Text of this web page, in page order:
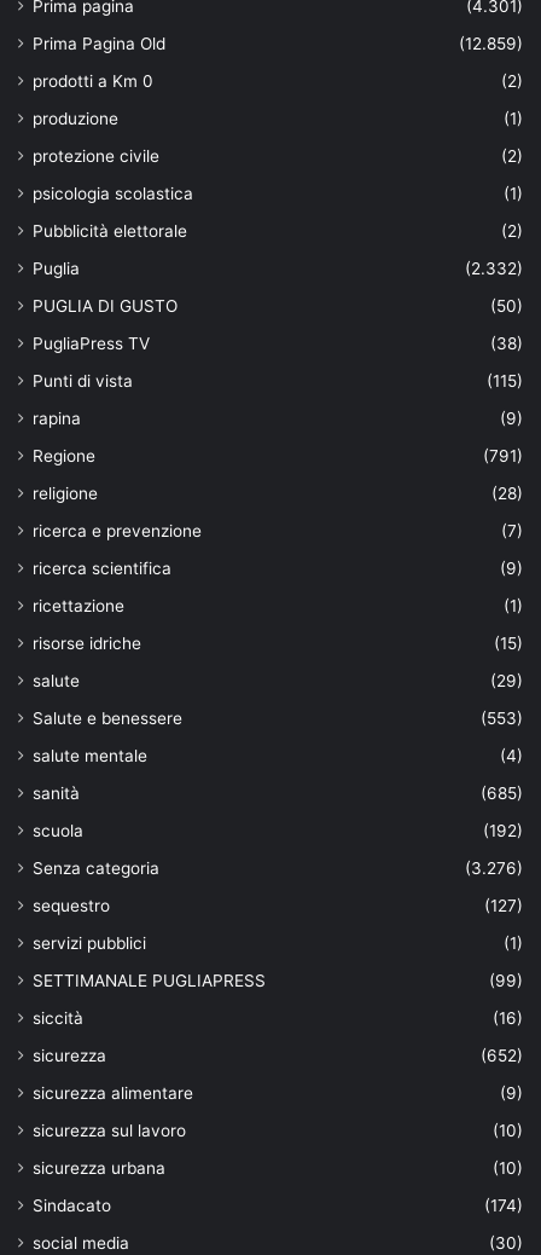
Prima pagina
(4.301)
Prima Pagina Old
(12.859)
prodotti a Km 0
(2)
produzione
(1)
protezione civile
(2)
psicologia scolastica
(1)
Pubblicità elettorale
(2)
Puglia
(2.332)
PUGLIA DI GUSTO
(50)
PugliaPress TV
(38)
Punti di vista
(115)
rapina
(9)
Regione
(791)
religione
(28)
ricerca e prevenzione
(7)
ricerca scientifica
(9)
ricettazione
(1)
risorse idriche
(15)
salute
(29)
Salute e benessere
(553)
salute mentale
(4)
sanità
(685)
scuola
(192)
Senza categoria
(3.276)
sequestro
(127)
servizi pubblici
(1)
SETTIMANALE PUGLIAPRESS
(99)
siccità
(16)
sicurezza
(652)
sicurezza alimentare
(9)
sicurezza sul lavoro
(10)
sicurezza urbana
(10)
Sindacato
(174)
social media
(30)